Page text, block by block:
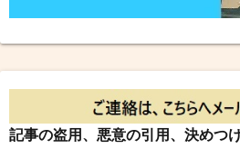
記事の盗用、悪意の引用、決めつ